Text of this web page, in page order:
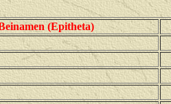
(Epitheta)